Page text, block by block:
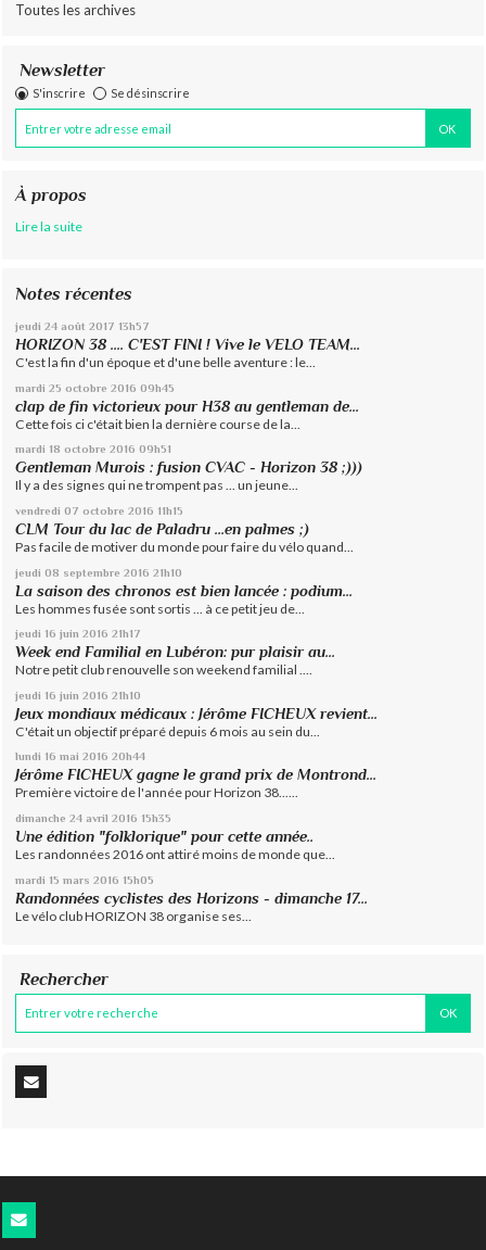
Toutes les archives
Newsletter
S'inscrire Se désinscrire
À propos
Lire la suite
Notes récentes
jeudi 24 août 2017 13h57
HORIZON 38 .... C'EST FINI ! Vive le VELO TEAM...
C'est la fin d'un époque et d'une belle aventure : le...
mardi 25 octobre 2016 09h45
clap de fin victorieux pour H38 au gentleman de...
Cette fois ci c'était bien la dernière course de la...
mardi 18 octobre 2016 09h51
Gentleman Murois : fusion CVAC - Horizon 38 ;)))
Il y a des signes qui ne trompent pas ... un jeune...
vendredi 07 octobre 2016 11h15
CLM Tour du lac de Paladru ...en palmes ;)
Pas facile de motiver du monde pour faire du vélo quand...
jeudi 08 septembre 2016 21h10
La saison des chronos est bien lancée : podium...
Les hommes fusée sont sortis ... à ce petit jeu de...
jeudi 16 juin 2016 21h17
Week end Familial en Lubéron: pur plaisir au...
Notre petit club renouvelle son weekend familial ....
jeudi 16 juin 2016 21h10
Jeux mondiaux médicaux : Jérôme FICHEUX revient...
C'était un objectif préparé depuis 6 mois au sein du...
lundi 16 mai 2016 20h44
Jérôme FICHEUX gagne le grand prix de Montrond...
Première victoire de l'année pour Horizon 38......
dimanche 24 avril 2016 15h35
Une édition "folklorique" pour cette année..
Les randonnées 2016 ont attiré moins de monde que...
mardi 15 mars 2016 15h05
Randonnées cyclistes des Horizons - dimanche 17...
Le vélo club HORIZON 38 organise ses...
Rechercher